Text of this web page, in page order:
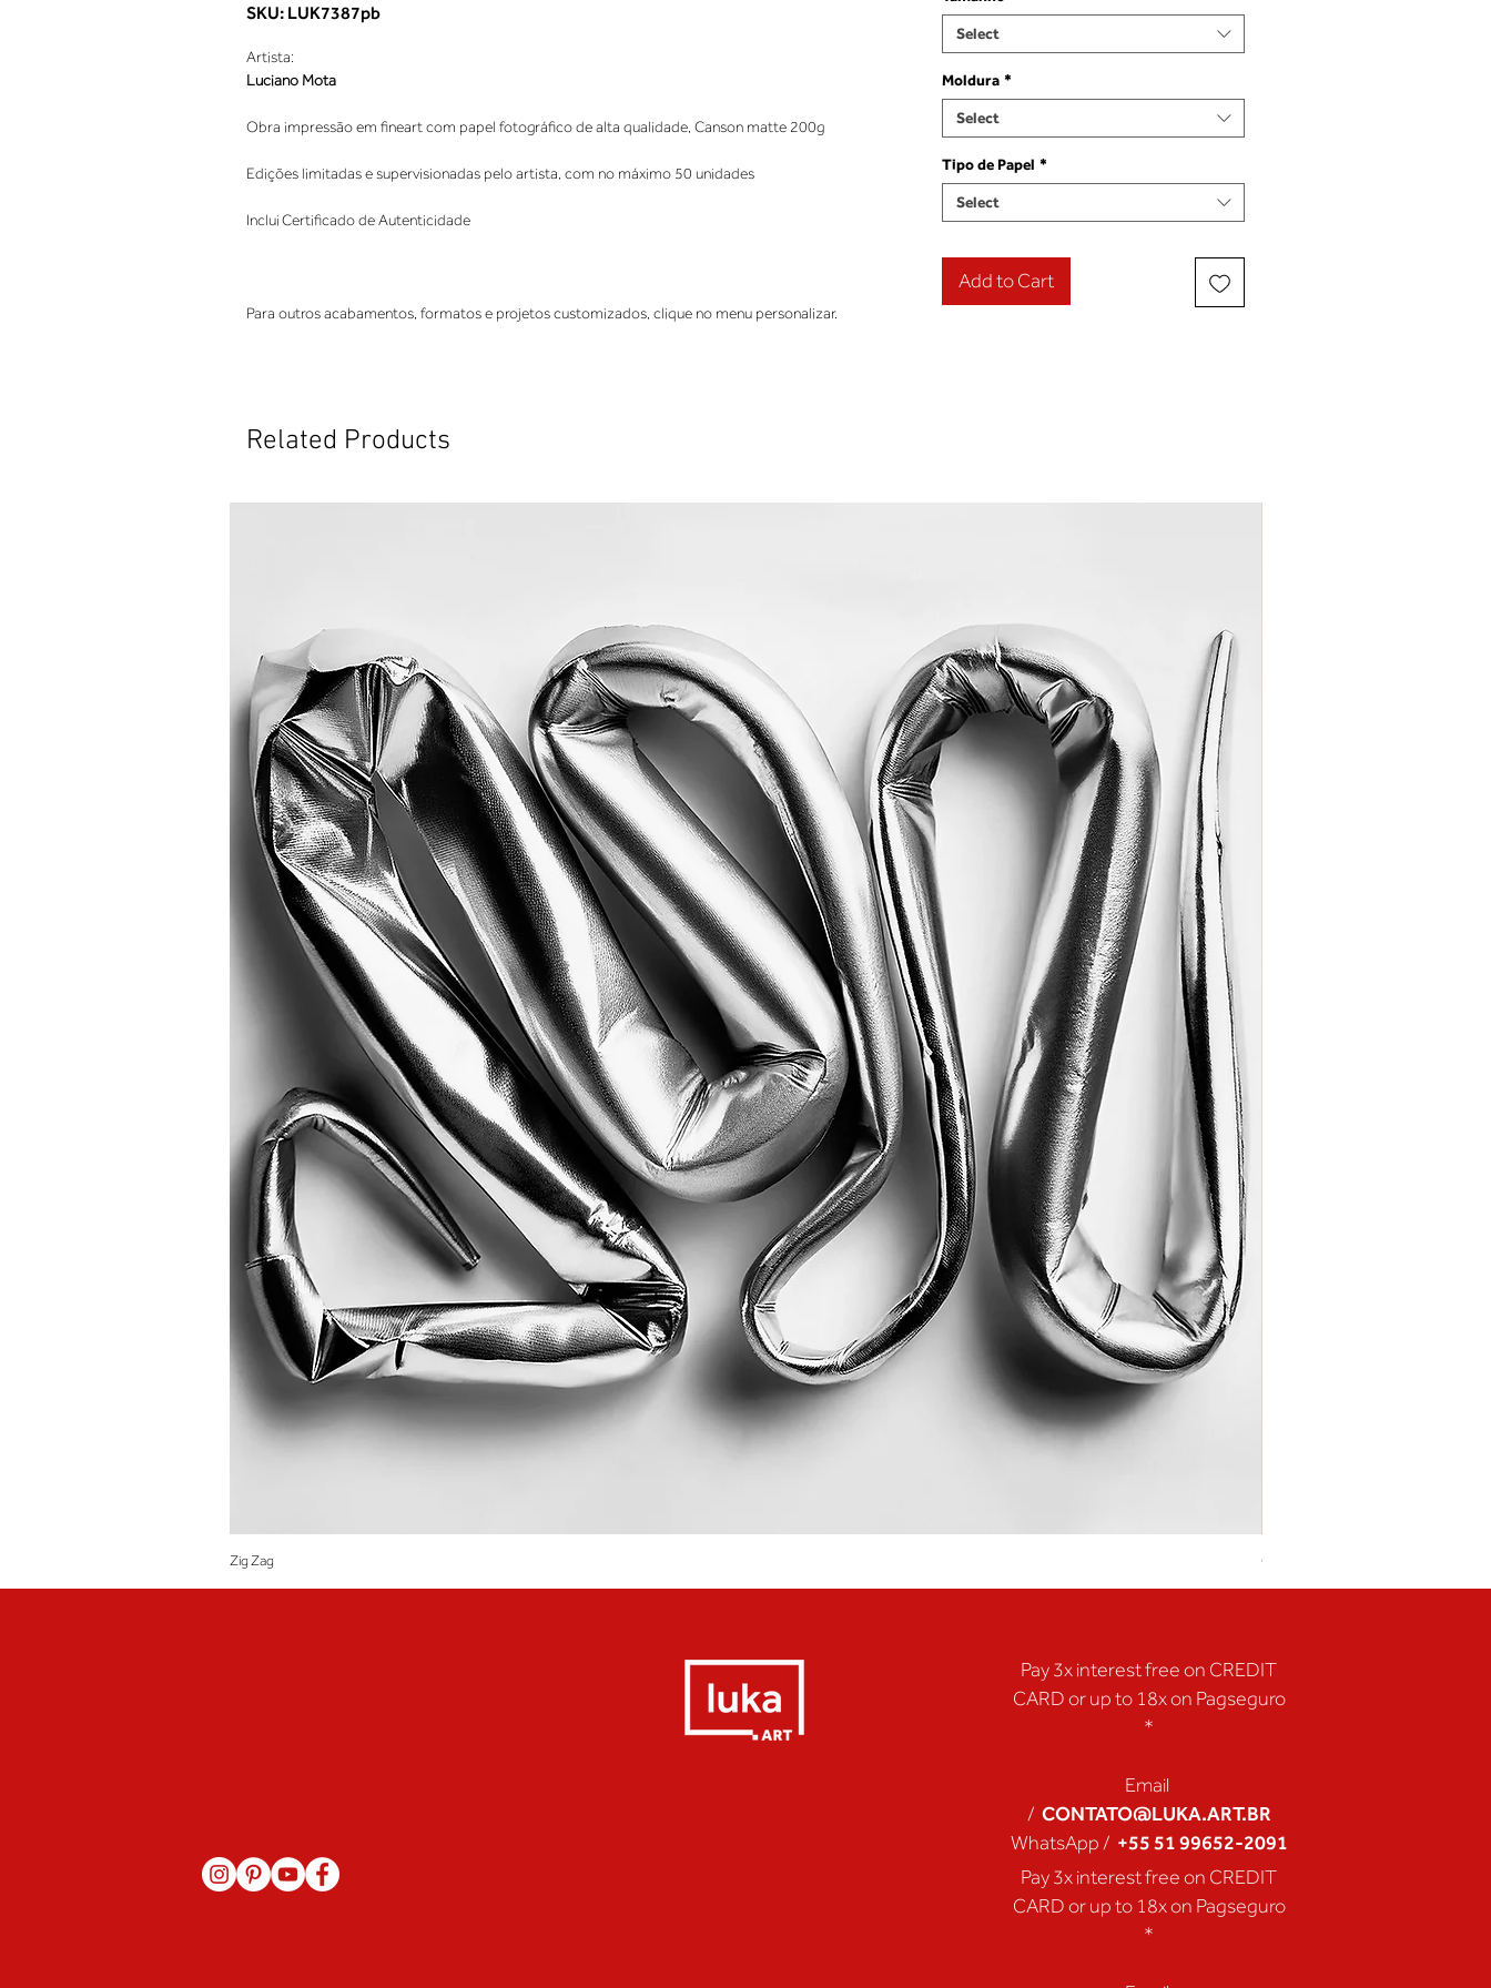
SKU: LUK7387pb
Artista:
Luciano Mota
Obra impressão em fineart com papel fotográfico de alta qualidade, Canson matte 200g
Edições limitadas e supervisionadas pelo artista, com no máximo 50 unidades
Inclui Certificado de Autenticidade
Para outros acabamentos, formatos e projetos customizados, clique no menu personalizar.
Select
Moldura *
Select
Tipo de Papel *
Select
Add to Cart
Related Products
Zig Zag Coração de Artista
Pay 3x interest free on CREDIT
CARD or up to 18x on Pagseguro
*
Email
/ CONTATO@LUKA.ART.BR
WhatsApp / +55 51 99652-2091
Pay 3x interest free on CREDIT
CARD or up to 18x on Pagseguro
*